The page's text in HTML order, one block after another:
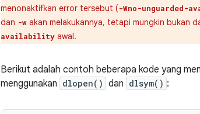
menonaktifkan error tersebut (-Wno-unguarded-
dan -w akan melakukannya, tetapi mungkin bukan
availability awal.
Berikut adalah contoh beberapa kode yang
menggunakan dlopen() dan dlsym() :